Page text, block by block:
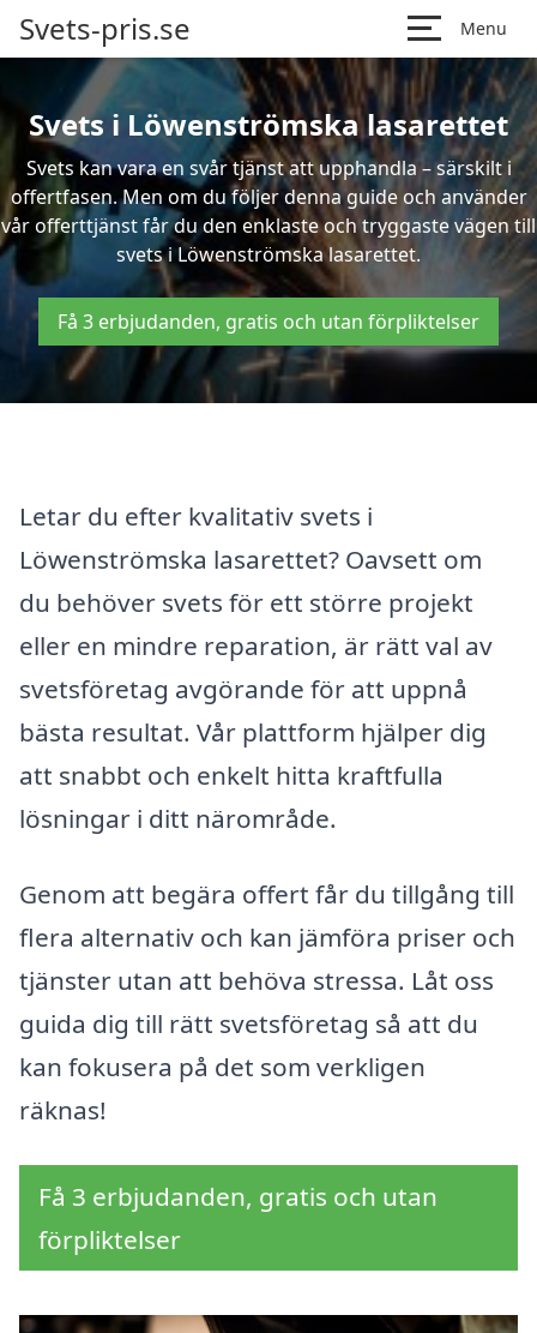
Svets-pris.se Menu
Svets i Löwenströmska lasarettet
Svets kan vara en svår tjänst att upphandla – särskilt i
offertfasen. Men om du följer denna guide och använder
vår offerttjänst får du den enklaste och tryggaste vägen till
svets i Löwenströmska lasarettet.
Få 3 erbjudanden, gratis och utan förpliktelser
Letar du efter kvalitativ svets i
Löwenströmska lasarettet? Oavsett om
du behöver svets för ett större projekt
eller en mindre reparation, är rätt val av
svetsföretag avgörande för att uppnå
bästa resultat. Vår plattform hjälper dig
att snabbt och enkelt hitta kraftfulla
lösningar i ditt närområde.
Genom att begära offert får du tillgång till
flera alternativ och kan jämföra priser och
tjänster utan att behöva stressa. Låt oss
guida dig till rätt svetsföretag så att du
kan fokusera på det som verkligen
räknas!
Få 3 erbjudanden, gratis och utan
förpliktelser